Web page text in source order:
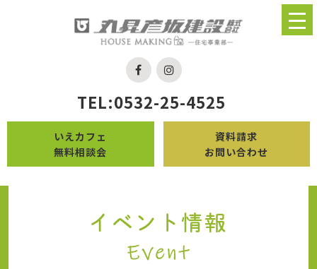
TEL:0532-25-4525
いえカフェ
無料相談会
資料請求
お問い合わせ